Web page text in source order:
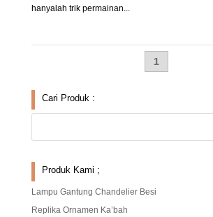
hanyalah trik permainan...
1
Cari Produk :
Produk Kami ;
Lampu Gantung Chandelier Besi
Replika Ornamen Ka’bah